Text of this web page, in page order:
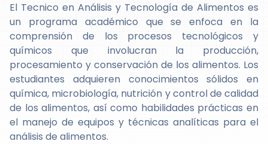
El Tecnico en Análisis y Tecnología de Alimentos es
un programa académico que se enfoca en la
comprensión de los procesos tecnológicos y
químicos que involucran la producción,
procesamiento y conservación de los alimentos. Los
estudiantes adquieren conocimientos sólidos en
química, microbiología, nutrición y control de calidad
de los alimentos, así como habilidades prácticas en
el manejo de equipos y técnicas analíticas para el
análisis de alimentos.